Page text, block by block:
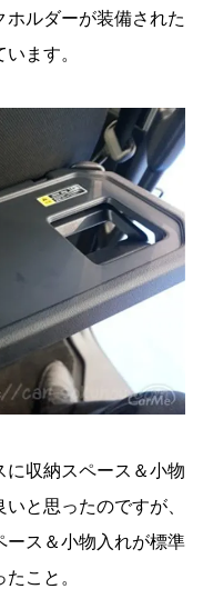
ルダーが装備された
ます。
に収納スペース＆小物
と思ったのですが、
ース＆小物入れが標準
こと。